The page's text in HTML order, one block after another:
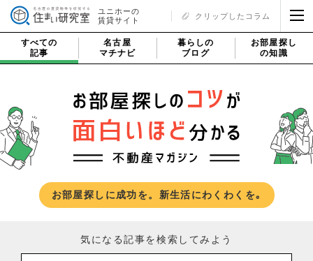
ユニホーの
賃貸サイト
クリップしたコラム
すべての
記事
名古屋
マチナビ
暮らしの
ブログ
お部屋探し
の知識
お部屋探しに成功を。新生活にわくわくを｡
気になる記事を検索してみよう